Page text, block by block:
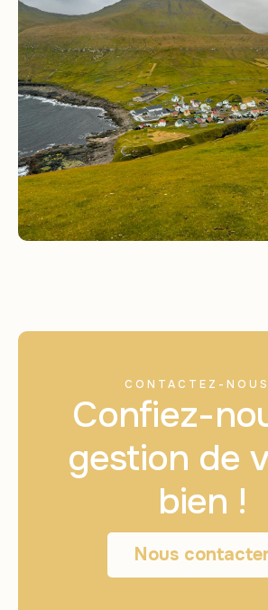
CONTACTEZ-
Confiez-
gestion de
bien !
Nous